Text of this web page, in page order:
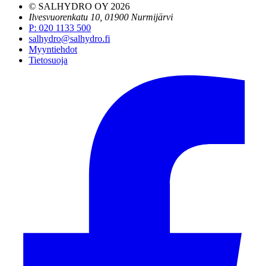
© SALHYDRO OY 2026
Ilvesvuorenkatu 10, 01900 Nurmijärvi
P: 020 1133 500
salhydro@salhydro.fi
Myyntiehdot
Tietosuoja